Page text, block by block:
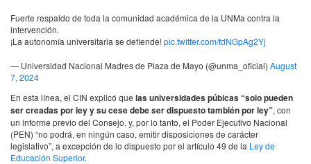
Fuerte respaldo de toda la comunidad académica de la UNMa contra la
intervención.
¡La autonomía universitaria se defiende!pic.twitter.com/fdNGpAg2Yj
— Universidad Nacional Madres de Plaza de Mayo (@unma_oficial) August
7, 2024
En esta línea, el CIN explicó que las universidades púbicas “solo pueden
ser creadas por ley y su cese debe ser dispuesto también por ley”, con
un informe previo del Consejo, y, por lo tanto, el Poder Ejecutivo Nacional
(PEN) “no podrá, en ningún caso, emitir disposiciones de carácter
legislativo”, a excepción de lo dispuesto por el artículo 49 de la Ley de
Educación Superior.